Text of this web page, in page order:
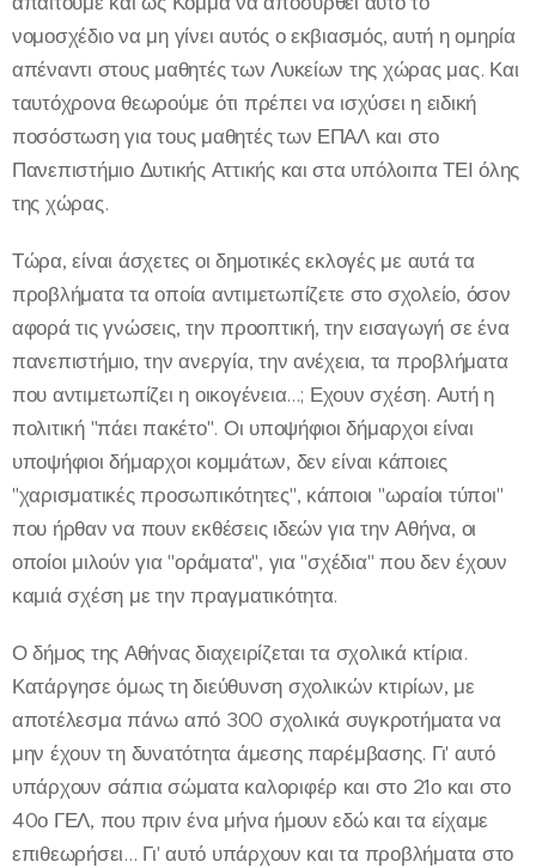
νομοσχέδιο να μη γίνει αυτός ο εκβιασμός, αυτή η ομηρία
απέναντι στους μαθητές των Λυκείων της χώρας μας. Και
ταυτόχρονα θεωρούμε ότι πρέπει να ισχύσει η ειδική
ποσόστωση για τους μαθητές των ΕΠΑΛ και στο
Πανεπιστήμιο Δυτικής Αττικής και στα υπόλοιπα ΤΕΙ όλης
της χώρας.
Τώρα, είναι άσχετες οι δημοτικές εκλογές με αυτά τα
προβλήματα τα οποία αντιμετωπίζετε στο σχολείο, όσον
αφορά τις γνώσεις, την προοπτική, την εισαγωγή σε ένα
πανεπιστήμιο, την ανεργία, την ανέχεια, τα προβλήματα
που αντιμετωπίζει η οικογένεια...; Εχουν σχέση. Αυτή η
πολιτική "πάει πακέτο". Οι υποψήφιοι δήμαρχοι είναι
υποψήφιοι δήμαρχοι κομμάτων, δεν είναι κάποιες
"χαρισματικές προσωπικότητες", κάποιοι "ωραίοι τύποι"
που ήρθαν να πουν εκθέσεις ιδεών για την Αθήνα, οι
οποίοι μιλούν για "οράματα", για "σχέδια" που δεν έχουν
καμιά σχέση με την πραγματικότητα.
Ο δήμος της Αθήνας διαχειρίζεται τα σχολικά κτίρια.
Κατάργησε όμως τη διεύθυνση σχολικών κτιρίων, με
αποτέλεσμα πάνω από 300 σχολικά συγκροτήματα να
μην έχουν τη δυνατότητα άμεσης παρέμβασης. Γι' αυτό
υπάρχουν σάπια σώματα καλοριφέρ και στο 21ο και στο
40ο ΓΕΛ, που πριν ένα μήνα ήμουν εδώ και τα είχαμε
επιθεωρήσει... Γι' αυτό υπάρχουν και τα προβλήματα στο